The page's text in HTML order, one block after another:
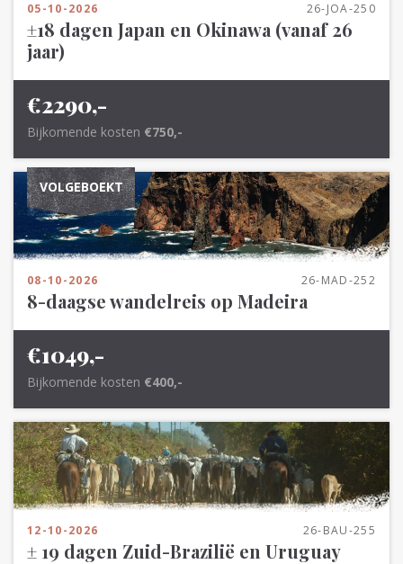
05-10-2026 26-JOA-250
±18 dagen Japan en Okinawa (vanaf 26
jaar)
€2290,-
Bijkomende kosten €750,-
VOLGEBOEKT
08-10-2026 26-MAD-252
8-daagse wandelreis op Madeira
€1049,-
Bijkomende kosten €400,-
12-10-2026 26-BAU-255
± 19 dagen Zuid-Brazilië en Uruguay